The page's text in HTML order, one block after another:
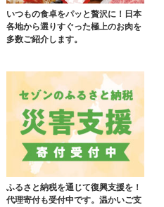
いつもの食卓をパッと贅沢に！日本
各地から選りすぐった極上のお肉を
多数ご紹介します。
ふるさと納税を通じて復興支援を！
代理寄付も受付中です。温かいご支